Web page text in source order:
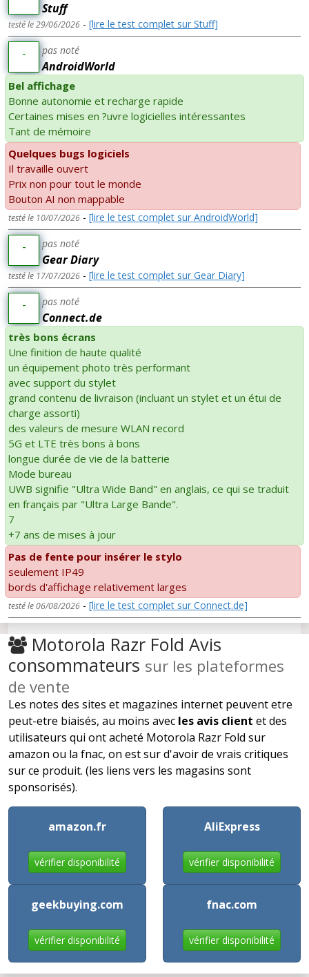
Stuff
testé le 29/06/2026 - [lire le test complet sur Stuff]
- pas noté
AndroidWorld
Bel affichage
Bonne autonomie et recharge rapide
Certaines mises en ?uvre logicielles intéressantes
Tant de mémoire
Quelques bugs logiciels
Il travaille ouvert
Prix non pour tout le monde
Bouton AI non mappable
testé le 10/07/2026 - [lire le test complet sur AndroidWorld]
- pas noté
Gear Diary
testé le 17/07/2026 - [lire le test complet sur Gear Diary]
- pas noté
Connect.de
très bons écrans
Une finition de haute qualité
un équipement photo très performant
avec support du stylet
grand contenu de livraison (incluant un stylet et un étui de
charge assorti)
des valeurs de mesure WLAN record
5G et LTE très bons à bons
longue durée de vie de la batterie
Mode bureau
UWB signifie "Ultra Wide Band" en anglais, ce qui se traduit
en français par "Ultra Large Bande".
7
+7 ans de mises à jour
Pas de fente pour insérer le stylo
seulement IP49
bords d'affichage relativement larges
testé le 06/08/2026 - [lire le test complet sur Connect.de]
Motorola Razr Fold Avis
consommateurs sur les plateformes
de vente
Les notes des sites et magazines internet peuvent etre
peut-etre biaisés, au moins avec les avis client et des
utilisateurs qui ont acheté Motorola Razr Fold sur
amazon ou la fnac, on est sur d'avoir de vrais critiques
sur ce produit. (les liens vers les magasins sont
sponsorisés).
amazon.fr
vérifier disponibilité
AliExpress
vérifier disponibilité
geekbuying.com
vérifier disponibilité
fnac.com
vérifier disponibilité